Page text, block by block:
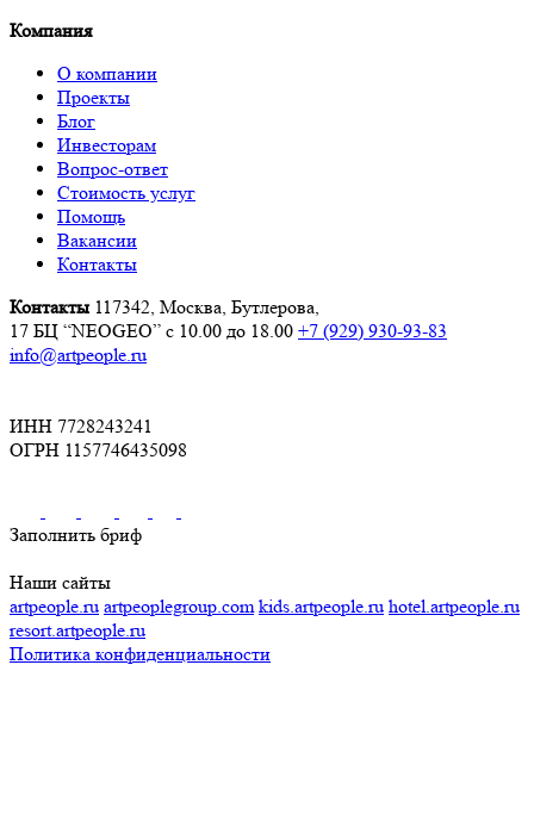
Компания
О компании
Проекты
Блог
Инвесторам
Вопрос-ответ
Стоимость услуг
Помощь
Вакансии
Контакты
Контакты 117342, Москва, Бутлерова,
17 БЦ “NEOGEO” с 10.00 до 18.00 +7 (929) 930-93-83
info@artpeople.ru
ИНН 7728243241
ОГРН 1157746435098
Заполнить бриф
Наши сайты
artpeople.ru artpeoplegroup.com kids.artpeople.ru hotel.artpeople.ru
resort.artpeople.ru
Политика конфиденциальности